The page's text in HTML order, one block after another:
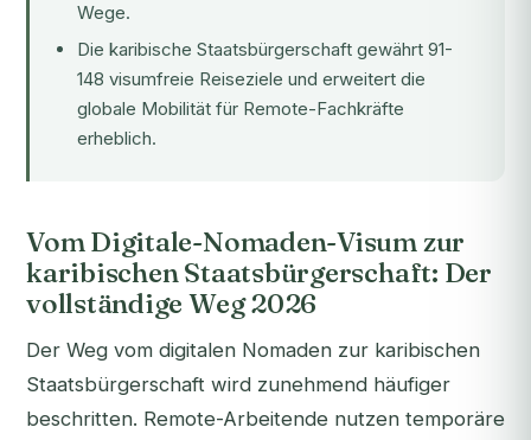
Wege.
Die karibische Staatsbürgerschaft gewährt 91-
148 visumfreie Reiseziele und erweitert die
globale Mobilität für Remote-Fachkräfte
erheblich.
Vom Digitale-Nomaden-Visum zur
karibischen Staatsbürgerschaft: Der
vollständige Weg 2026
Der Weg vom digitalen Nomaden zur karibischen
Staatsbürgerschaft wird zunehmend häufiger
beschritten. Remote-Arbeitende nutzen temporäre